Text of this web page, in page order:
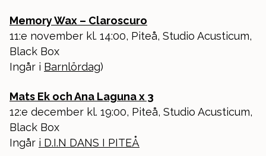
Memory Wax – Claroscuro
11:e november kl. 14:00, Piteå, Studio Acusticum,
Black Box
Ingår i Barnlördag)
Mats Ek och Ana Laguna x 3
12:e december kl. 19:00, Piteå, Studio Acusticum,
Black Box
Ingår i D.I.N DANS I PITEÅ